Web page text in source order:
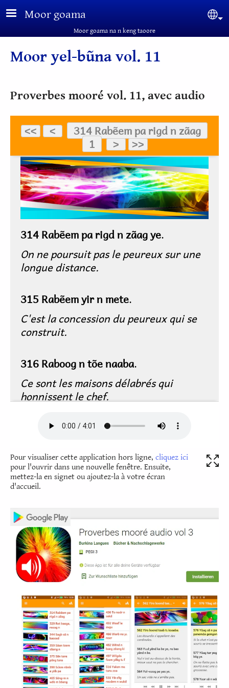
Aller au contenu principal
Moor goama
Moor goama na n keng taoore
Moor yel-bũna vol. 11
Proverbes mooré vol. 11, avec audio
Pour visualiser cette application hors ligne, cliquez ici
pour l'ouvrir dans une nouvelle fenêtre. Ensuite,
mettez-la en signet ou ajoutez-la à votre écran
d'accueil.